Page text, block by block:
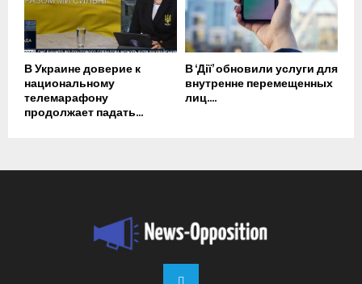
В Украине доверие к
национальному
телемарафону
продолжает падать...
В ‘Дії’ обновили услуги для
внутренне перемещенных
лиц....